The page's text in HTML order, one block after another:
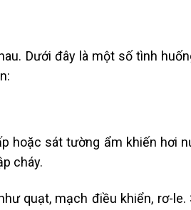
Dưới đây là một số tình
hoặc sát tường ẩm khiến hơi
cháy.
quạt, mạch điều khiển, rơ-le.